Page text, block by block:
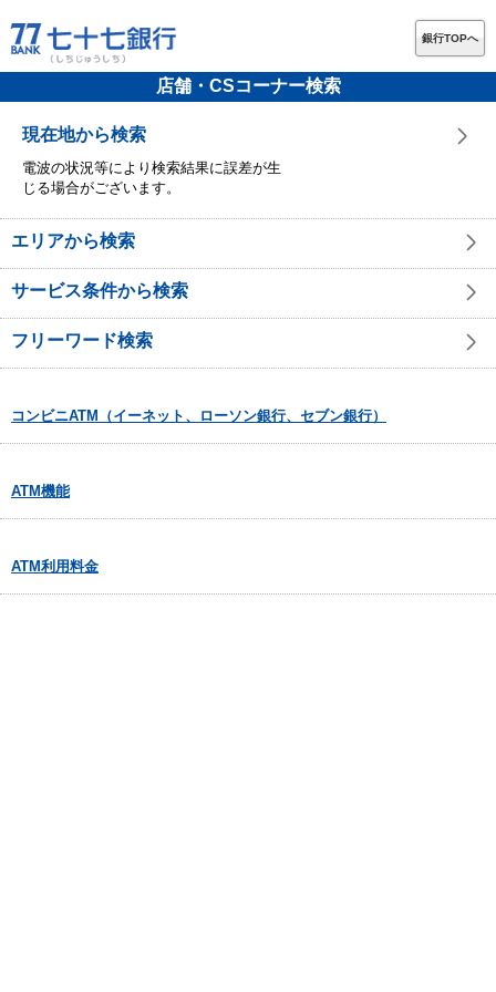
銀行TOPへ
店舗・CSコーナー検索
現在地から検索
電波の状況等により検索結果に誤差が生
じる場合がございます。
エリアから検索
サービス条件から検索
フリーワード検索
コンビニATM（イーネット、ローソン銀行、セブン銀行）
ATM機能
ATM利用料金